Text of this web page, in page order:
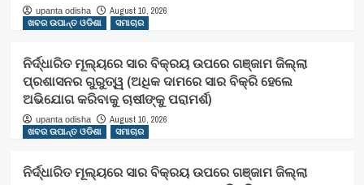
upanta odisha
August 10, 2026
ଖବର ଉପାନ୍ତ ଓଡିଶା
ସମାଚାର
ନିର୍ଦ୍ଧାରିତ ମୂଲ୍ୟରେ ସାର ବିକ୍ରୟ ଉପରେ ଗଞ୍ଜାମ ଜିଲ୍ଲା
ପ୍ରଶାସନର ଗୁରୁତ୍ୱ (ଅଧିକ ଦାମରେ ସାର ବିକ୍ରି ହେଲେ
ଅଭିଯୋଗ କରିବାକୁ ଚାଷୀଙ୍କୁ ପରାମର୍ଶ)
upanta odisha
August 10, 2026
ଖବର ଉପାନ୍ତ ଓଡିଶା
ସମାଚାର
ନିର୍ଦ୍ଧାରିତ ମୂଲ୍ୟରେ ସାର ବିକ୍ରୟ ଉପରେ ଗଞ୍ଜାମ ଜିଲ୍ଲା